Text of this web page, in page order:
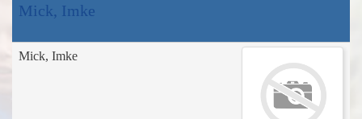
Mick, Imke
Mick, Imke